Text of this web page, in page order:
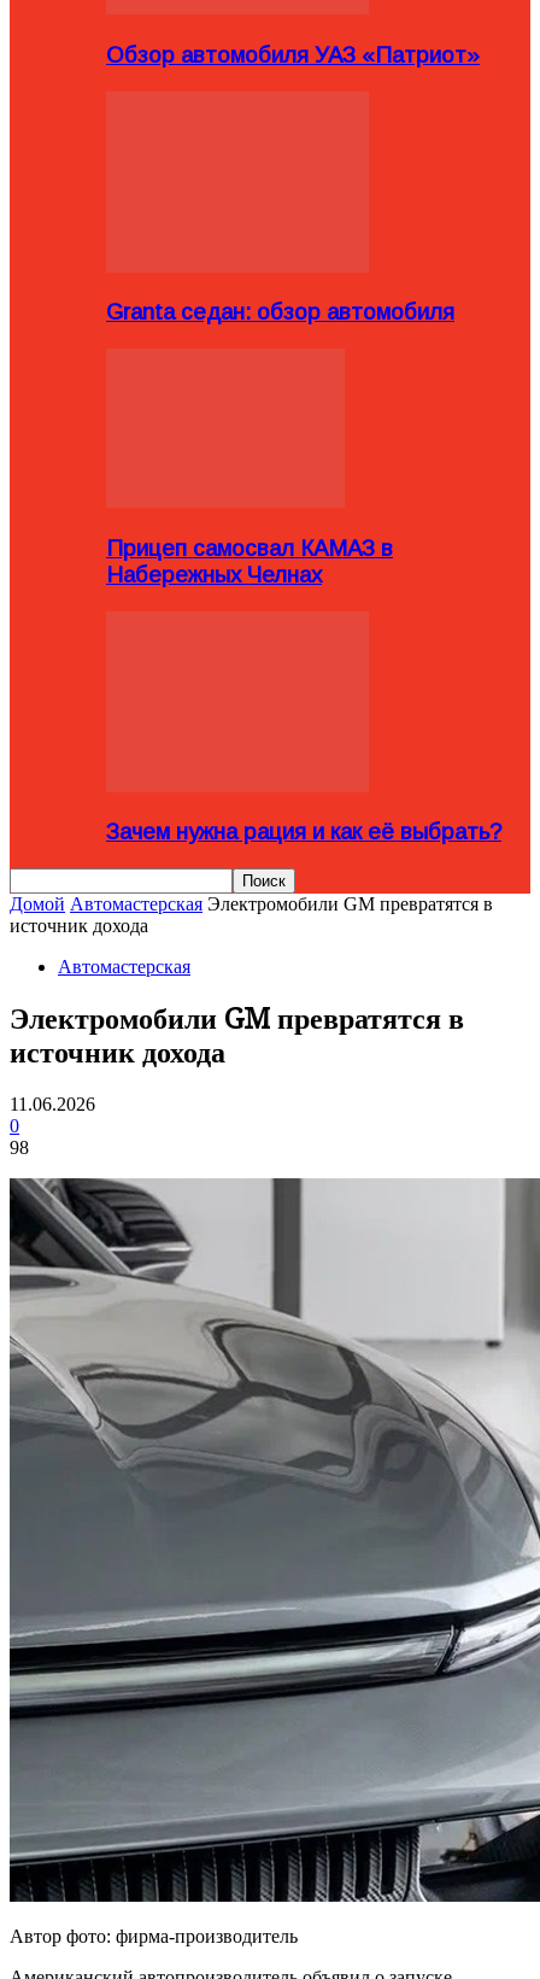
Обзор автомобиля УАЗ «Патриот»
Granta седан: обзор автомобиля
Прицеп самосвал КАМАЗ в
Набережных Челнах
Зачем нужна рация и как её выбрать?
Домой Автомастерская Электромобили GM превратятся в
источник дохода
Автомастерская
Электромобили GM превратятся в
источник дохода
11.06.2026
0
98
Автор фото: фирма-производитель